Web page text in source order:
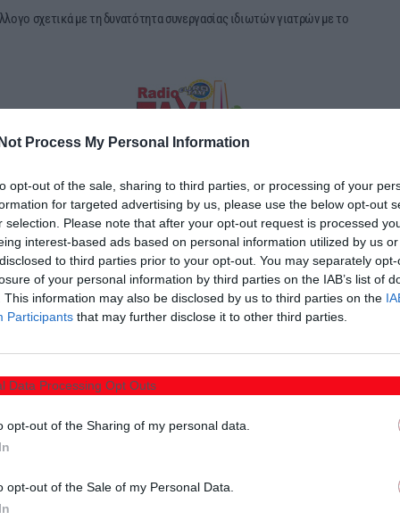
Process My Personal Information
opt-out of the sale, sharing to third parties, or processing of your
for targeted advertising by us, please use the below opt-out
selection. Please note that after your opt-out request is processed
interest-based ads based on personal information utilized by us
to third parties prior to your opt-out. You may separately
of your personal information by third parties on the IAB’s list of
This information may also be disclosed by us to third parties on the
Participants that may further disclose it to other third parties.
Data Processing Opt Outs
opt-out of the Sharing of my personal data.
opt-out of the Sale of my Personal Data.
σχετικά με τη δυνατότητα συνεργασίας ιδιωτών γιατρών με το
που αφορούν τη λειτουργία του
συνεργασίας ιδιωτών ιατρών με το νοσηλευτικό
δελτίο Τύπου.
Απόφασης του 2025 δεν συνεπάγεται αυτόματη
εντός των δημόσιων νοσηλευτικών μονάδων. Κάθε
βάση συγκεκριμένες προϋποθέσεις και τις
μονάδας υγείας.
ιατρούς δεν αποτελούν προσωπικές κρίσεις
βασίζονται σε συλλογική, υπηρεσιακή και θεσμικά
με το δελτίο Τύπου, διαδραματίζουν οι εισηγήσεις
απόψεις των Διευθυντών των κλινικών και
υποδομών, του εξοπλισμού, των πιστοποιήσεων και
η Διοίκηση «ακυρώνει την πολιτική του